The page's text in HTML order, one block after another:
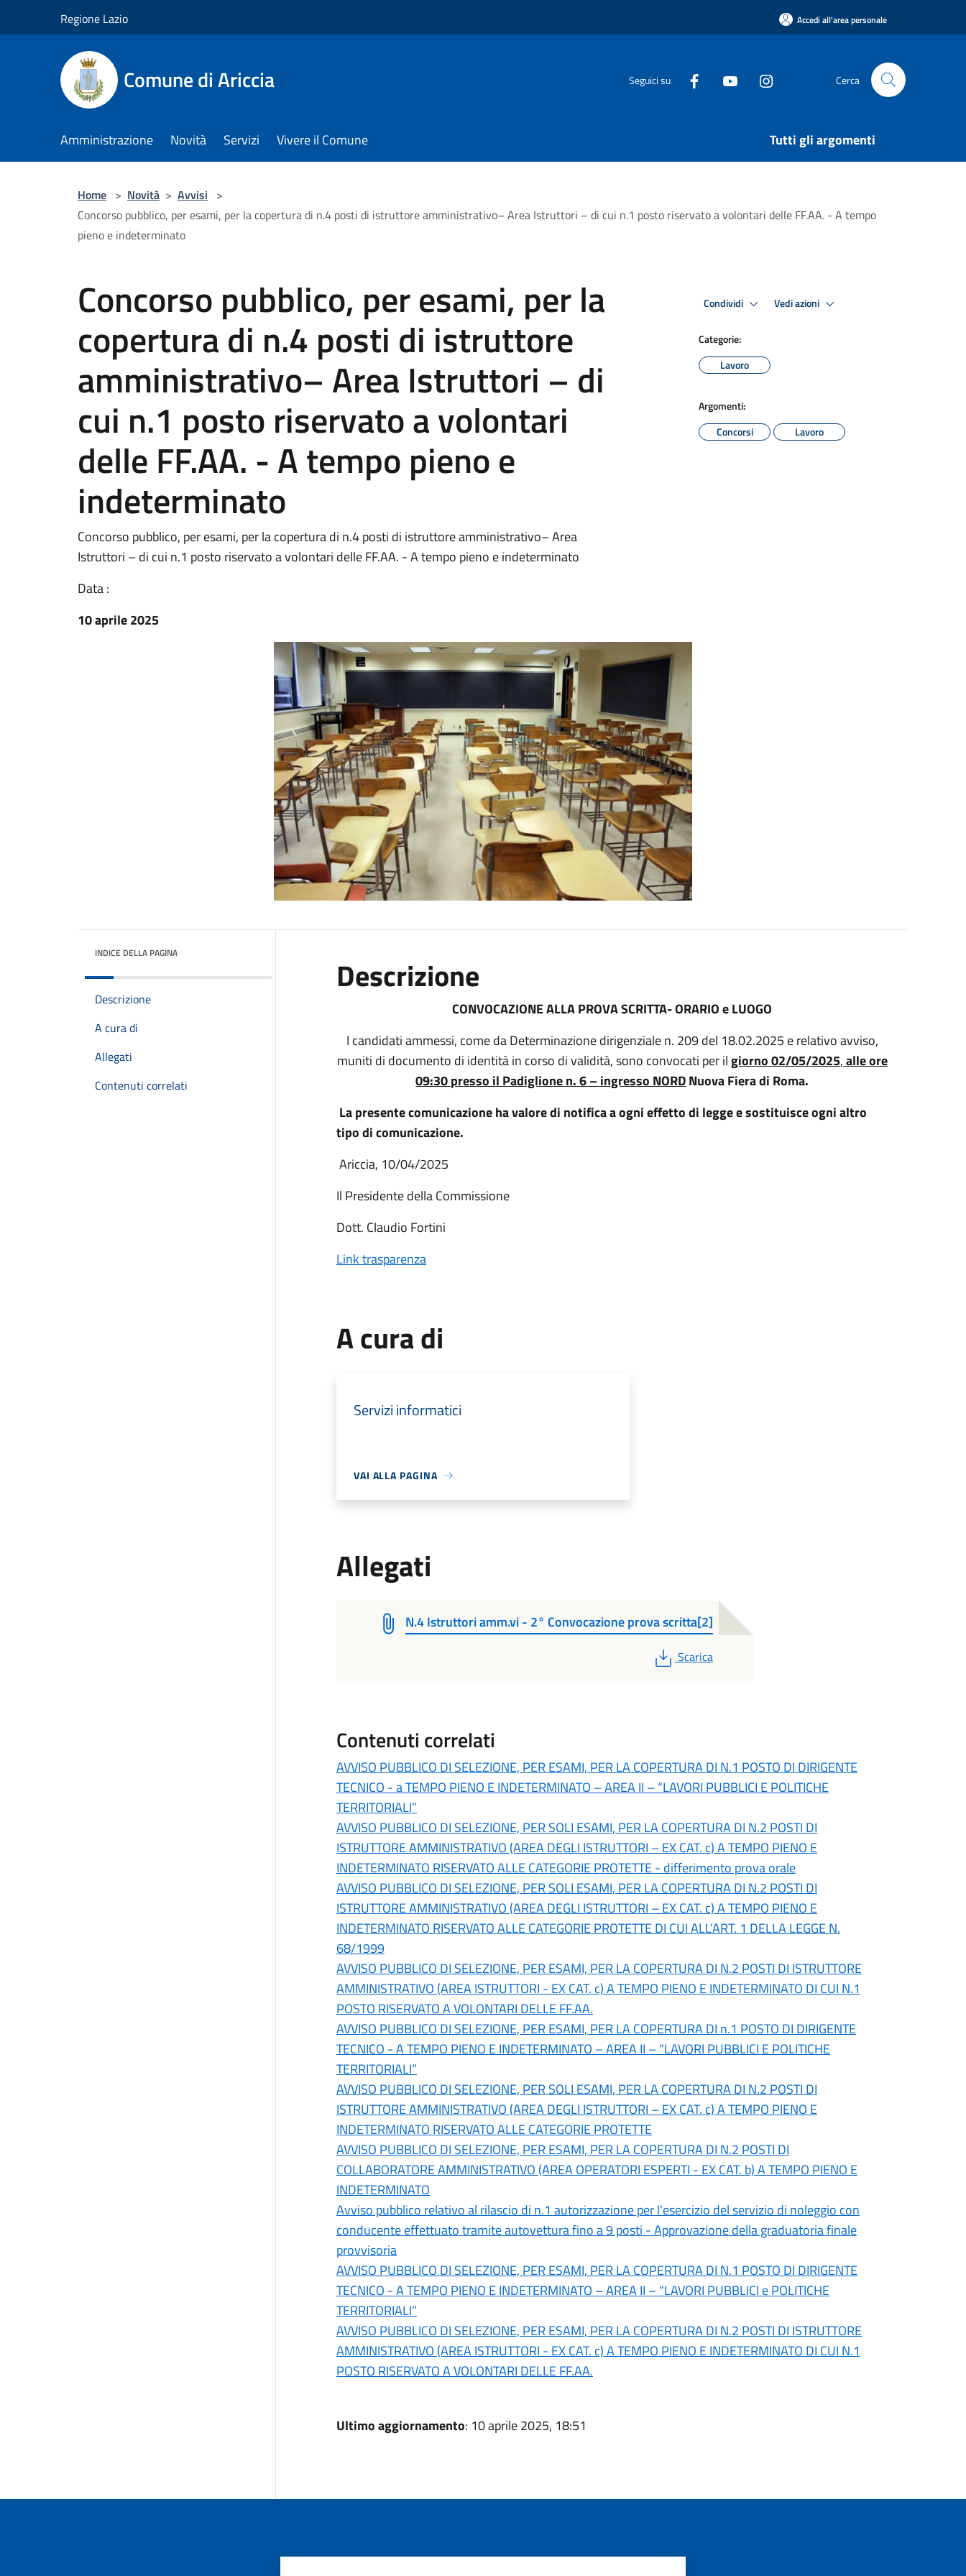
Regione Lazio Accedi all'area personale
Comune di Ariccia Seguici su Cerca
Amministrazione Novità Servizi Vivere il Comune Tutti gli argomenti
Home > Novità > Avvisi >
Concorso pubblico, per esami, per la copertura di n.4 posti di istruttore amministrativo– Area Istruttori – di cui n.1 posto riservato a volontari delle FF.AA. - A tempo
pieno e indeterminato
Concorso pubblico, per esami, per la
copertura di n.4 posti di istruttore
amministrativo– Area Istruttori – di
cui n.1 posto riservato a volontari
delle FF.AA. - A tempo pieno e
indeterminato
Concorso pubblico, per esami, per la copertura di n.4 posti di istruttore amministrativo– Area
Istruttori – di cui n.1 posto riservato a volontari delle FF.AA. - A tempo pieno e indeterminato
Data :
10 aprile 2025
Condividi Vedi azioni
Categorie:
Lavoro
Argomenti:
Concorsi
Lavoro
INDICE DELLA PAGINA
Descrizione
A cura di
Allegati
Contenuti correlati
Descrizione
CONVOCAZIONE ALLA PROVA SCRITTA- ORARIO e LUOGO
I candidati ammessi, come da Determinazione dirigenziale n. 209 del 18.02.2025 e relativo avviso,
muniti di documento di identità in corso di validità, sono convocati per ilgiorno 02/05/2025,alle ore
09:30 presso il Padiglione n. 6 – ingresso NORDNuova Fiera di Roma.
La presente comunicazione ha valore di notifica a ogni effetto di legge e sostituisce ogni altro
tipo di comunicazione.
Ariccia, 10/04/2025
Il Presidente della Commissione
Dott. Claudio Fortini
Link trasparenza
A cura di
Servizi informatici
VAI ALLA PAGINA
Allegati
N.4 Istruttori amm.vi - 2° Convocazione prova scritta[2]
PDF
Scarica
Contenuti correlati
AVVISO PUBBLICO DI SELEZIONE, PER ESAMI, PER LA COPERTURA DI N.1 POSTO DI DIRIGENTE
TECNICO - a TEMPO PIENO E INDETERMINATO – AREA II – “LAVORI PUBBLICI E POLITICHE
TERRITORIALI”
AVVISO PUBBLICO DI SELEZIONE, PER SOLI ESAMI, PER LA COPERTURA DI N.2 POSTI DI
ISTRUTTORE AMMINISTRATIVO (AREA DEGLI ISTRUTTORI – EX CAT. c) A TEMPO PIENO E
INDETERMINATO RISERVATO ALLE CATEGORIE PROTETTE - differimento prova orale
AVVISO PUBBLICO DI SELEZIONE, PER SOLI ESAMI, PER LA COPERTURA DI N.2 POSTI DI
ISTRUTTORE AMMINISTRATIVO (AREA DEGLI ISTRUTTORI – EX CAT. c) A TEMPO PIENO E
INDETERMINATO RISERVATO ALLE CATEGORIE PROTETTE DI CUI ALL’ART. 1 DELLA LEGGE N.
68/1999
AVVISO PUBBLICO DI SELEZIONE, PER ESAMI, PER LA COPERTURA DI N.2 POSTI DI ISTRUTTORE
AMMINISTRATIVO (AREA ISTRUTTORI - EX CAT. c) A TEMPO PIENO E INDETERMINATO DI CUI N.1
POSTO RISERVATO A VOLONTARI DELLE FF.AA.
AVVISO PUBBLICO DI SELEZIONE, PER ESAMI, PER LA COPERTURA DI n.1 POSTO DI DIRIGENTE
TECNICO - A TEMPO PIENO E INDETERMINATO – AREA II – “LAVORI PUBBLICI E POLITICHE
TERRITORIALI”
AVVISO PUBBLICO DI SELEZIONE, PER SOLI ESAMI, PER LA COPERTURA DI N.2 POSTI DI
ISTRUTTORE AMMINISTRATIVO (AREA DEGLI ISTRUTTORI – EX CAT. c) A TEMPO PIENO E
INDETERMINATO RISERVATO ALLE CATEGORIE PROTETTE
AVVISO PUBBLICO DI SELEZIONE, PER ESAMI, PER LA COPERTURA DI N.2 POSTI DI
COLLABORATORE AMMINISTRATIVO (AREA OPERATORI ESPERTI - EX CAT. b) A TEMPO PIENO E
INDETERMINATO
Avviso pubblico relativo al rilascio di n.1 autorizzazione per l'esercizio del servizio di noleggio con
conducente effettuato tramite autovettura fino a 9 posti - Approvazione della graduatoria finale
provvisoria
AVVISO PUBBLICO DI SELEZIONE, PER ESAMI, PER LA COPERTURA DI N.1 POSTO DI DIRIGENTE
TECNICO - A TEMPO PIENO E INDETERMINATO – AREA II – “LAVORI PUBBLICI e POLITICHE
TERRITORIALI”
AVVISO PUBBLICO DI SELEZIONE, PER ESAMI, PER LA COPERTURA DI N.2 POSTI DI ISTRUTTORE
AMMINISTRATIVO (AREA ISTRUTTORI - EX CAT. c) A TEMPO PIENO E INDETERMINATO DI CUI N.1
POSTO RISERVATO A VOLONTARI DELLE FF.AA.
Ultimo aggiornamento: 10 aprile 2025, 18:51